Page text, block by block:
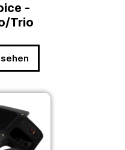
-
Trio